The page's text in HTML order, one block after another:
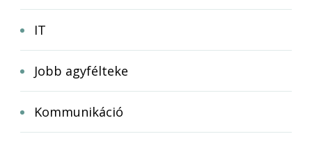
IT
Jobb agyfélteke
Kommunikáció